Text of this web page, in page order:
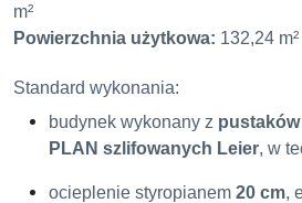
m²
Powierzchnia użytkowa: 132,24 m²
Standard wykonania:
budynek wykonany z
PLAN szlifowanych Leier, w
ocieplenie styropianem 20 cm,